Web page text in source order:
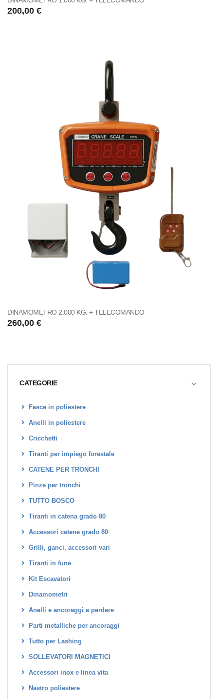
CATEGORIE
Fasce in poliestere
Anelli in poliestere
Cricchetti
Tiranti per impiego forestale
CATENE PER TRONCHI
Pinze per tronchi
TUTTO BOSCO
Tiranti in catena grado 80
Accessori catene grado 80
Grilli, ganci, accessori vari
Tiranti in fune
Kit Escavatori
Dinamometri
Anelli e ancoraggi a perdere
Parti metalliche per ancoraggi
Tutto per Lashing
SOLLEVATORI MAGNETICI
Accessori inox e linea vita
Nastro poliestere
200,00 €
DINAMOMETRO 2.000 KG. + TELECOMANDO
260,00 €